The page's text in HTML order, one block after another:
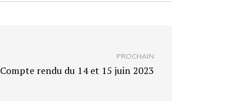
PROCHAIN
Compte rendu du 14 et 15 juin 2023